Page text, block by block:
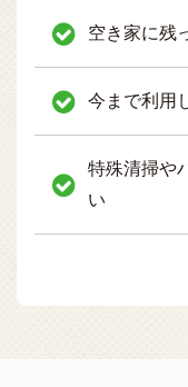
空き家に残
今まで利用
特殊清掃や
い